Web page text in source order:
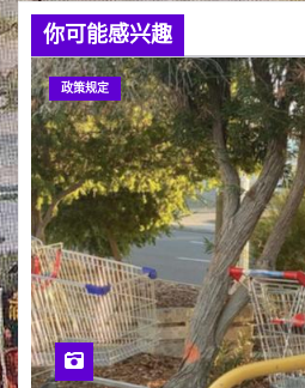
你可能感兴趣
政策规定